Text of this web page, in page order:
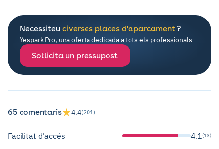
Necessiteu diverses places d'aparcament ?
Yespark Pro, una oferta dedicada a tots els professionals
Sol·licita un pressupost
65 comentaris 4.4(201)
Facilitat d'accés 4.1 (13)